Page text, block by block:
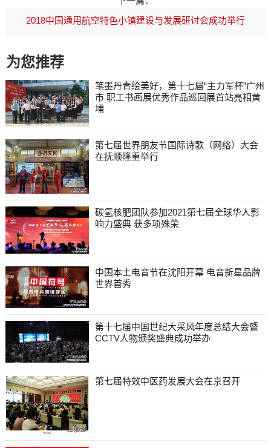
2018中国通用航空特色小镇建设与发展研讨会成功举行
为您推荐
笔墨丹青绘美好，第十七届“主力军杯”广州
市 职工书画展优秀作品巡回展首站亮相黄
埔
第七届世界朋友节国际诗歌（网络）大会
在抚顺隆重举行
碳氢核肥团队参加2021第七届全球华人影
响力盛典 获多项殊荣
中国本土电音节在沈阳开幕 电音新星品牌
世界首秀
第十七届中国世纪大采风年度总结大会暨
CCTV人物颁奖盛典成功举办
第七届特效中医药发展大会在京召开